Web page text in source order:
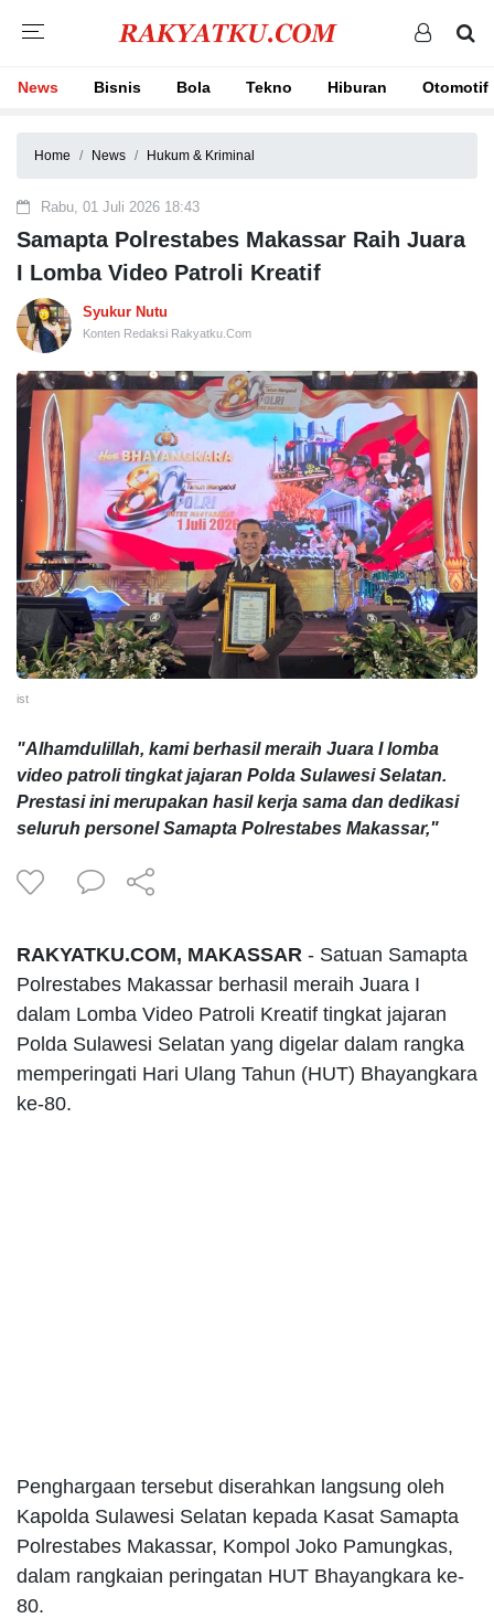
News Bisnis Bola Tekno Hiburan Otomotif
Home News Hukum & Kriminal
Rabu, 01 Juli 2026 18:43
Samapta Polrestabes Makassar Raih Juara
I Lomba Video Patroli Kreatif
Syukur Nutu
Konten Redaksi Rakyatku.Com
ist
"Alhamdulillah, kami berhasil meraih Juara I lomba
video patroli tingkat jajaran Polda Sulawesi Selatan.
Prestasi ini merupakan hasil kerja sama dan dedikasi
seluruh personel Samapta Polrestabes Makassar,"
RAKYATKU.COM, MAKASSAR - Satuan Samapta
Polrestabes Makassar berhasil meraih Juara I
dalam Lomba Video Patroli Kreatif tingkat jajaran
Polda Sulawesi Selatan yang digelar dalam rangka
memperingati Hari Ulang Tahun (HUT) Bhayangkara
ke-80.
Penghargaan tersebut diserahkan langsung oleh
Kapolda Sulawesi Selatan kepada Kasat Samapta
Polrestabes Makassar, Kompol Joko Pamungkas,
dalam rangkaian peringatan HUT Bhayangkara ke-
80.